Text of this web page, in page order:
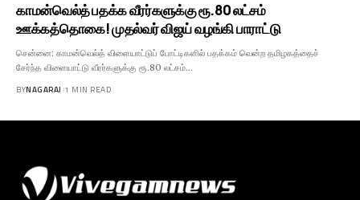
காமன்வெல்த் பதக்க வீரர்களுக்கு ரூ.80 லட்சம்
ஊக்கத்தொகை! முதல்வர் விஜய் வழங்கி பாராட்டு
சென்னை: காமன்வெல்த் விளையாட்டுப் போட்டிகளில் பதக்கம் வென்ற தமிழகத்தைச்
சேர்ந்த விளையாட்டு வீரர்களுக்கு ரூ.80 லட்சம்…
BYNAGARAJ 1 MIN READ